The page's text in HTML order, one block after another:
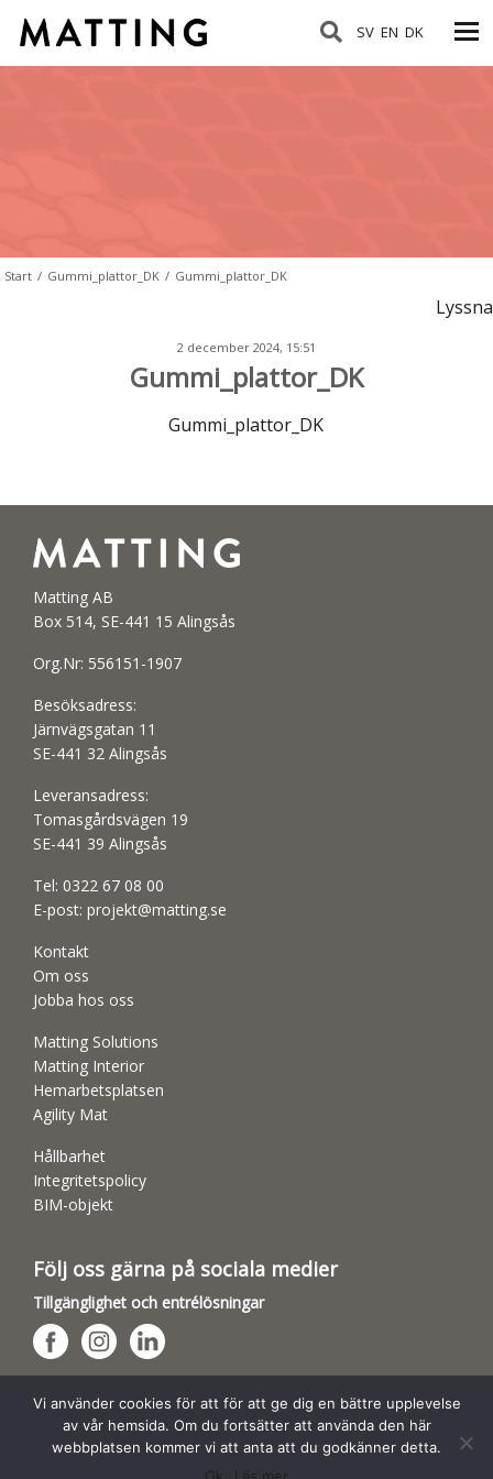
SV EN DK
Start / Gummi_plattor_DK / Gummi_plattor_DK
Lyssna
2 december 2024, 15:51
Gummi_plattor_DK
Gummi_plattor_DK
Matting AB
Box 514, SE-441 15 Alingsås
Org.Nr: 556151-1907
Besöksadress:
Järnvägsgatan 11
SE-441 32 Alingsås
Leveransadress:
Tomasgårdsvägen 19
SE-441 39 Alingsås
Tel: 0322 67 08 00
E-post: projekt@matting.se
Kontakt
Om oss
Jobba hos oss
Matting Solutions
Matting Interior
Hemarbetsplatsen
Agility Mat
Hållbarhet
Integritetspolicy
BIM-objekt
Följ oss gärna på sociala medier
Tillgänglighet och entrélösningar
Hundsporthallar
Vi använder cookies för att för att ge dig en bättre upplevelse
av vår hemsida. Om du fortsätter att använda den här
webbplatsen kommer vi att anta att du godkänner detta.